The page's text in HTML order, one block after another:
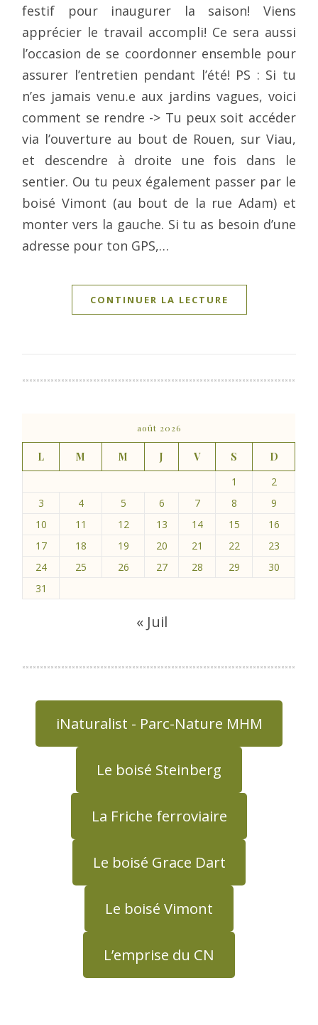
festif pour inaugurer la saison! Viens
apprécier le travail accompli! Ce sera aussi
l’occasion de se coordonner ensemble pour
assurer l’entretien pendant l’été! PS : Si tu
n’es jamais venu.e aux jardins vagues, voici
comment se rendre -> Tu peux soit accéder
via l’ouverture au bout de Rouen, sur Viau,
et descendre à droite une fois dans le
sentier. Ou tu peux également passer par le
boisé Vimont (au bout de la rue Adam) et
monter vers la gauche. Si tu as besoin d’une
adresse pour ton GPS,…
CONTINUER LA LECTURE
août 2026
L M M J V S
D
1
2
3
4 5 6 7 8
9
10
11 12 13 14 15
16
17
18 19 20 21 22
23
24
25 26 27 28 29
30
31
« Juil
iNaturalist - Parc-Nature MHM
Le boisé Steinberg
La Friche ferroviaire
Le boisé Grace Dart
Le boisé Vimont
L’emprise du CN